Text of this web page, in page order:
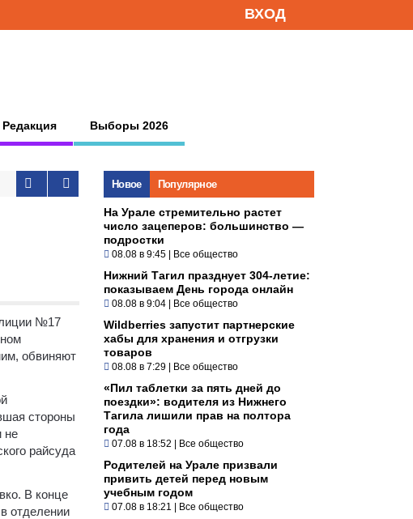
ВХОД
Редакция Выборы 2026
№17
обвиняют
стороны
не
райсуда
В конце
отделении
Новое Популярное
На Урале стремительно растет
число зацеперов: большинство —
подростки
08.08 в 9:45 | Все общество
Нижний Тагил празднует 304-летие:
показываем День города онлайн
08.08 в 9:04 | Все общество
Wildberries запустит партнерские
хабы для хранения и отгрузки
товаров
08.08 в 7:29 | Все общество
«Пил таблетки за пять дней до
поездки»: водителя из Нижнего
Тагила лишили прав на полтора
года
07.08 в 18:52 | Все общество
Родителей на Урале призвали
привить детей перед новым
учебным годом
07.08 в 18:21 | Все общество